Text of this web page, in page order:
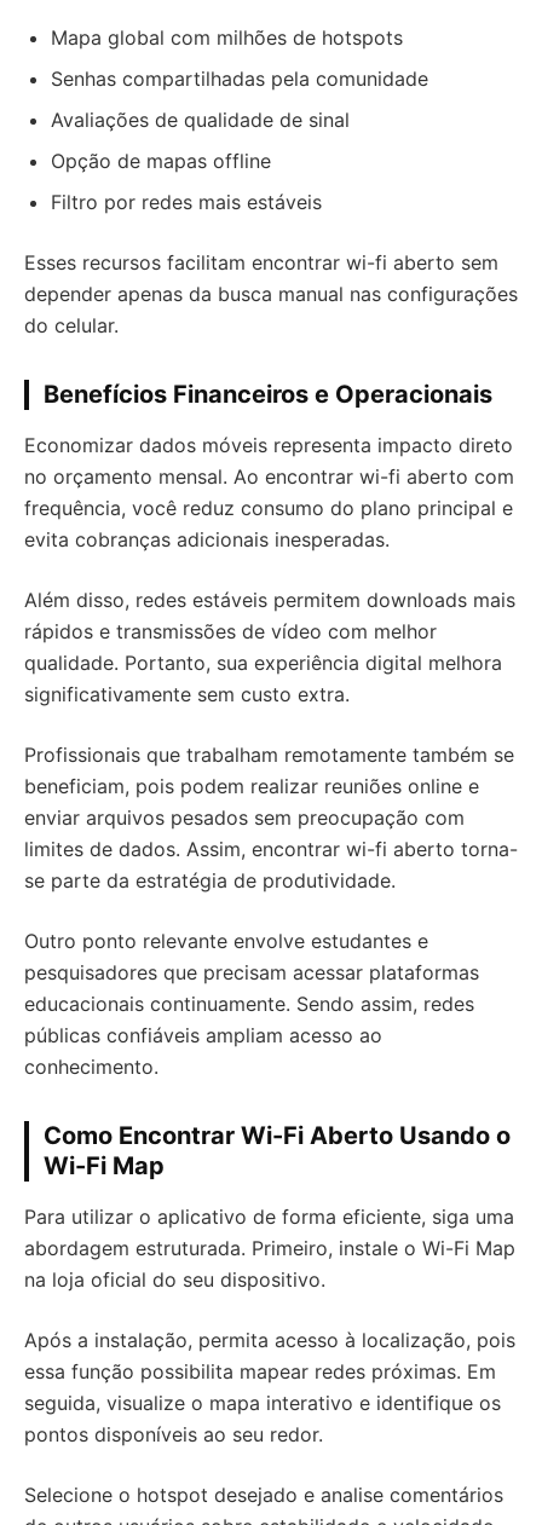
Mapa global com milhões de hotspots
Senhas compartilhadas pela comunidade
Avaliações de qualidade de sinal
Opção de mapas offline
Filtro por redes mais estáveis
Esses recursos facilitam encontrar wi-fi aberto sem
depender apenas da busca manual nas configurações
do celular.
Benefícios Financeiros e Operacionais
Economizar dados móveis representa impacto direto
no orçamento mensal. Ao encontrar wi-fi aberto com
frequência, você reduz consumo do plano principal e
evita cobranças adicionais inesperadas.
Além disso, redes estáveis permitem downloads mais
rápidos e transmissões de vídeo com melhor
qualidade. Portanto, sua experiência digital melhora
significativamente sem custo extra.
Profissionais que trabalham remotamente também se
beneficiam, pois podem realizar reuniões online e
enviar arquivos pesados sem preocupação com
limites de dados. Assim, encontrar wi-fi aberto torna-
se parte da estratégia de produtividade.
Outro ponto relevante envolve estudantes e
pesquisadores que precisam acessar plataformas
educacionais continuamente. Sendo assim, redes
públicas confiáveis ampliam acesso ao
conhecimento.
Como Encontrar Wi-Fi Aberto Usando o
Wi-Fi Map
Para utilizar o aplicativo de forma eficiente, siga uma
abordagem estruturada. Primeiro, instale o Wi-Fi Map
na loja oficial do seu dispositivo.
Após a instalação, permita acesso à localização, pois
essa função possibilita mapear redes próximas. Em
seguida, visualize o mapa interativo e identifique os
pontos disponíveis ao seu redor.
Selecione o hotspot desejado e analise comentários